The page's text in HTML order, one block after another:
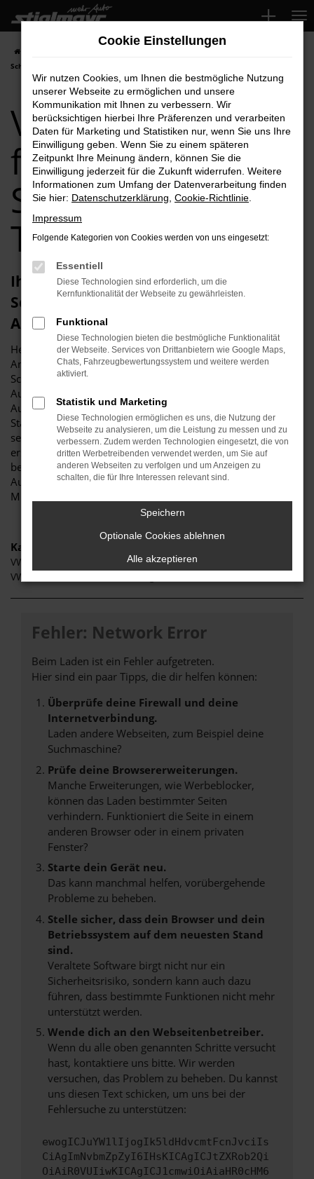
Zum
Hauptinhalt
springen
Schrobenhausen Top-Angebote
VW T7 Multivan
für
Schrobenhausen
Top-Angebote
Ihren VW T7 Multivan für
Schrobenhausen erhalten Sie im
Autohaus Stiglmayr
Herzlich willkommen bei Autohaus Stiglmayr – Ihre erste
Anlaufstelle für exzellente VW T7 Multivan Fahrzeuge für
Schrobenhausen und Umgebung! Unser renommiertes
Autohaus ist stolz darauf, Ihnen eine herausragende
Auswahl an VW T7 Multivan zu präsentieren, die höchste
Standards in Sachen Qualität und Leistung erfüllen. Wir sind
seit Jahren Ihr vertrauenswürdiger Partner, wenn es um
erstklassige Automobile geht. Erfahren Sie mehr über unsere
beeindruckende VW T7 Multivan Flotte und warum
Autohaus Stiglmayr die bevorzugte Adresse für VW T7
Multivan Liebhaber ist.
Kategorie
VW T7 Multivan Neuwagen Schrobenhausen
VW T7 Multivan Gebrauchtwagen Schrobenhausen
Fehler: Network Error
Beim Laden ist ein Fehler aufgetreten.
Hier sind ein paar Tipps, die dir helfen können:
Überprüfe deine Firewall und deine
Internetverbindung.
Laden andere Webseiten, zum Beispiel deine
Suchmaschine?
Prüfe deine Browsererweiterungen.
Manche Erweiterungen, wie Werbeblocker,
können das Laden bestimmter Seiten
verhindern. Funktioniert die Seite in einem
anderen Browser oder in einem privaten
Fenster?
Starte dein Gerät neu.
Das kann manchmal helfen, vorübergehende
Probleme zu beheben.
Stelle sicher, dass dein Browser und dein
Betriebssystem auf dem neuesten Stand
sind.
Veraltete Software birgt nicht nur ein
Sicherheitsrisiko, sondern kann auch dazu
führen, dass bestimmte Funktionen nicht mehr
unterstützt werden.
Wende dich an den Webseitenbetreiber.
Wenn du alle oben genannten Schritte versucht
hast, kontaktiere uns bitte. Wir werden
versuchen, das Problem zu beheben. Du kannst
uns diesen Text schicken, um uns bei der
Fehlersuche zu unterstützen:
ewogICJuYW1lIjogIk5ldHdvcmtFcnJvciIs
CiAgImNvbmZpZyI6IHsKICAgICJtZXRob2Qi
OiAiR0VUIiwKICAgICJ1cmwiOiAiaHR0cHM6
Cookie Einstellungen
Wir nutzen Cookies, um Ihnen die bestmögliche Nutzung
unserer Webseite zu ermöglichen und unsere
Kommunikation mit Ihnen zu verbessern. Wir
berücksichtigen hierbei Ihre Präferenzen und verarbeiten
Daten für Marketing und Statistiken nur, wenn Sie uns Ihre
Einwilligung geben. Wenn Sie zu einem späteren
Zeitpunkt Ihre Meinung ändern, können Sie die
Einwilligung jederzeit für die Zukunft widerrufen. Weitere
Informationen zum Umfang der Datenverarbeitung finden
Sie hier: Datenschutzerklärung Cookie-Richtlinie
Impressum
Folgende Kategorien von Cookies werden von uns eingesetzt:
Essentiell
Diese Technologien sind erforderlich, um die
Kernfunktionalität der Webseite zu gewährleisten.
Funktional
Diese Technologien bieten die bestmögliche Funktionalität
der Webseite. Services von Drittanbietern wie Google Maps,
Chats, Fahrzeugbewertungssystem und weitere werden
aktiviert.
Statistik und Marketing
Diese Technologien ermöglichen es uns, die Nutzung der
Webseite zu analysieren, um die Leistung zu messen und zu
verbessern. Zudem werden Technologien eingesetzt, die von
dritten Werbetreibenden verwendet werden, um Sie auf
anderen Webseiten zu verfolgen und um Anzeigen zu
schalten, die für Ihre Interessen relevant sind.
Speichern
Optionale Cookies ablehnen
Alle akzeptieren